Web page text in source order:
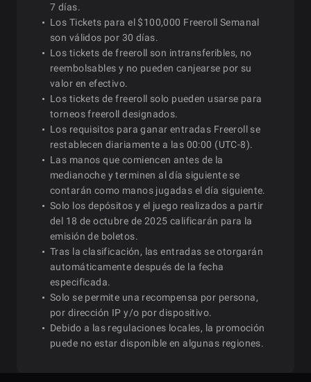
7 días.
Los Tickets para el $100,000 Freeroll Semanal
son válidos por 30 días.
Los tickets de freeroll son intransferibles, no
reembolsables y no pueden canjearse por su
valor en efectivo.
Los tickets de freeroll solo pueden usarse para
torneos freeroll designados.
Los requisitos para ganar entradas Freeroll se
restablecen diariamente a las 00:00 (UTC-8).
Las manos que comiencen antes de la
medianoche y terminen al día siguiente se
contarán como manos jugadas el día siguiente.
Solo los depósitos y el juego realizados a partir
del 18 de octubre de 2025 calificarán para la
emisión de boletos.
Tras la clasificación, las entradas se otorgarán
automáticamente después de la fecha
especificada.
Solo se permite una recompensa por persona,
por dirección IP y/o por dispositivo.
Debido a las regulaciones locales, la promoción
puede no estar disponible en algunas regiones.